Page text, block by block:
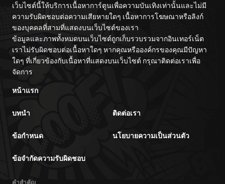
เว็บไซต์นี้ให้บริการเนื้อหาการ์ตูนเพื่อความบันเทิงเท่านั้นและไม่มี
ความรับผิดชอบต่อความเสียหายใดๆ เนื้อหาการโฆษณาหรือลิงก์
ของบุคคลที่สามที่แสดงบนเว็บไซต์ของเรา
ข้อมูลและภาพทั้งหมดบนเว็บไซต์ถูกเก็บรวบรวมจากอินเทอร์เน็ต
เราไม่รับผิดชอบต่อเนื้อหาใดๆ หากคุณหรือองค์กรของคุณมีปัญหา
ใดๆ ที่เกี่ยวข้องกับเนื้อหาที่แสดงบนเว็บไซต์ กรุณาติดต่อเราเพื่อ
จัดการ
หน้าแรก
บทนำ ติดต่อเรา
ข้อกำหนด นโยบายความเป็นส่วนตัว
ข้อจำกัดความรับผิดชอบ